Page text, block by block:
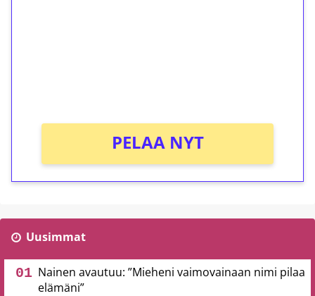
PELAA NYT
Uusimmat
Nainen avautuu: ”Mieheni vaimovainaan nimi pilaa
elämäni”